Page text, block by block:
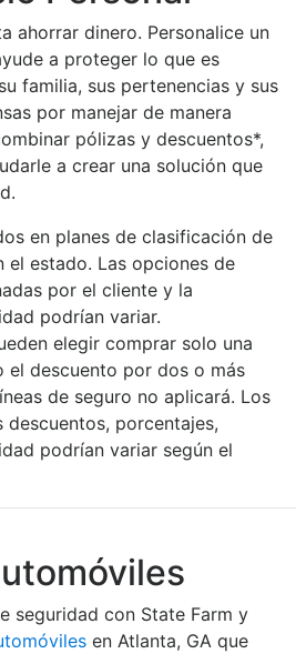
ahorrar dinero. Personalice un
a proteger lo que es
familia, sus pertenencias y sus
por manejar de manera
pólizas y descuentos*,
a crear una solución que
en planes de clasificación de
el estado. Las opciones de
por el cliente y la
podrían variar.
elegir comprar solo una
el descuento por dos o más
de seguro no aplicará. Los
porcentajes,
podrían variar según el
seguridad con State Farm y
en Atlanta, GA que